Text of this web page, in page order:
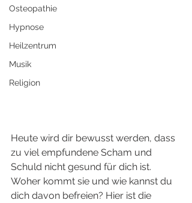
Osteopathie
Hypnose
Heilzentrum
Musik
Religion
Heute wird dir bewusst werden, dass
zu viel empfundene Scham und
Schuld nicht gesund für dich ist.
Woher kommt sie und wie kannst du
dich davon befreien? Hier ist die